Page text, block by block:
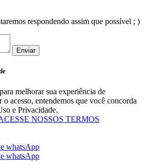
respondendo assim que possível ; )
Enviar
melhorar sua experiência de
acesso, entendemos que você concorda
e Privacidade.
NOSSOS TERMOS